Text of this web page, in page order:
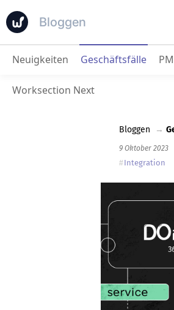
Bloggen
DOitWELL: „Wir testen aktiv Projekt­systeme und gewinnen Partner mit den
Neuigkeiten Geschäftsfälle
Worksection Next
Bloggen →
9 Oktober 2023
Integration